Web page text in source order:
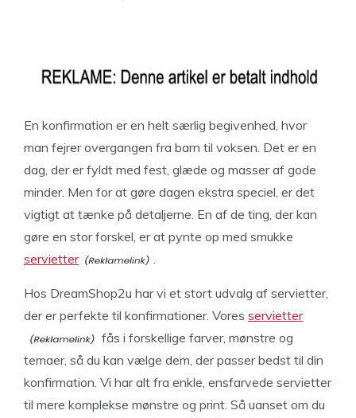
En konfirmation er en helt særlig begivenhed, hvor
man fejrer overgangen fra barn til voksen. Det er en
dag, der er fyldt med fest, glæde og masser af gode
minder. Men for at gøre dagen ekstra speciel, er det
vigtigt at tænke på detaljerne. En af de ting, der kan
gøre en stor forskel, er at pynte op med smukke
servietter
.
Hos DreamShop2u har vi et stort udvalg af servietter,
der er perfekte til konfirmationer. Vores servietter
fås i forskellige farver, mønstre og
temaer, så du kan vælge dem, der passer bedst til din
konfirmation. Vi har alt fra enkle, ensfarvede servietter
til mere komplekse mønstre og print. Så uanset om du